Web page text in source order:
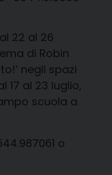
22 al 26
di Robin
negli spazi
17 al 23 luglio,
scuola a
o